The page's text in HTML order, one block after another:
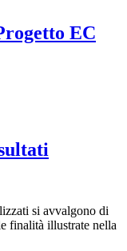
EC
si avvalgono di
finalità illustrate nella